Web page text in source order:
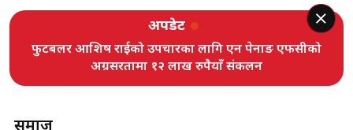
अपडेट
फुटबलर आशिष राईको उपचारका लागि एन पेनाङ एफसीको
अग्रसरतामा १२ लाख रुपैयाँ संकलन